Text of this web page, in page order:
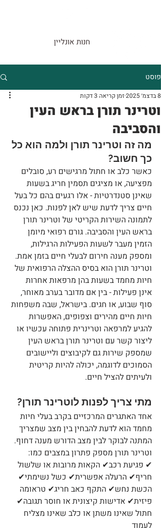
חנות אונליין
פוסט
וטרינר תורן בראש העין
והסביבה
8 בדצמ׳ 2025 זמן קריאה 3 דקות
מה זה וטרינר תורן ולמה הוא כל
כך חשוב?
כאשר כלב או חתול מרגישים רע, סובלים
מפציעה, או מציגים תסמין חריג בשעות
שאינן סטנדרטיות - אלו רגעים בהם כל בעל
חיים צריך לדעת שיש לאן לפנות. כאן נכנס
לתמונה השירות הקריטי של וטרינר תורן
בראש העין והסביבה. גורם רפואי מיומן
הזמין מעבר לשעות הפעילות הרגילות,
ומספק מענה חירום לבעלי חיים בזמן אמת.
וטרינר תורן הוא בסיס ההצלה הרפואית של
חיות מחמד בשעות בהן מרפאות אחרות
אינן פעילות - בין אם מדובר בערב מאוחר,
סוף שבוע, או חגים. בישראל, שבה משפחות
חיות חיים מהירים וצפופים, האפשרות
להגיע למרפאה וטרינרית פתוחה עכשיו או
ליצור קשר עם וטרינר תורן בראש העין
שמספק שירות גם לקיבוצים וליישובים
הסמוכים לדוגמה, יכולה להיות קריטית
ולעיתים להציל חיים.
מתי צריך לפנות לוטרינר תורן?
אחד האתגרים המרכזיים בקרב בעלי חיות
מחמד הוא לדעת להבחין בין מצב שמצריך
המתנה לבוקר לבין מצב הדורש מענה דחוף.
וטרינר תורן מספק פתרון במצבים כמו:
✔ פגיעת רכב✔ הקאות מרובות או שלשול
חריף✔ הרעלה אפשרית✔ כשל נשימתי✔
הכשת נחש✔ התקף כאב חריג✔ טראומה
פיזית✔ אדישות קיצונית או חוסר תגובה✔
חתול שאינו משתן או כלב שאינו מצליח
לעמוד